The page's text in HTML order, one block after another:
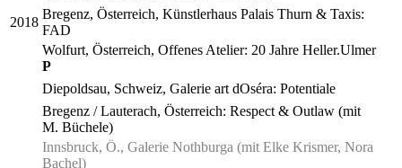
2018
Bregenz, Österreich, Künstlerhaus Palais Thurn & Taxis:
FAD
Wolfurt, Österreich, Offenes Atelier: 20 Jahre Heller.Ulmer
P
Diepoldsau, Schweiz, Galerie art dOséra: Potentiale
Bregenz / Lauterach, Österreich: Respect & Outlaw (mit
M. Büchele)
Innsbruck, Ö., Galerie Nothburga (mit Elke Krismer, Nora
Bachel)